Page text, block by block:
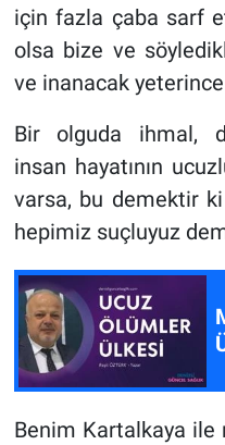
için fazla çaba sarf
olsa bize ve
ve inanacak
Bir olguda ihmal,
insan hayatının
varsa, bu demektir
hepimiz suçluyuz
Benim Kartalkaya ile